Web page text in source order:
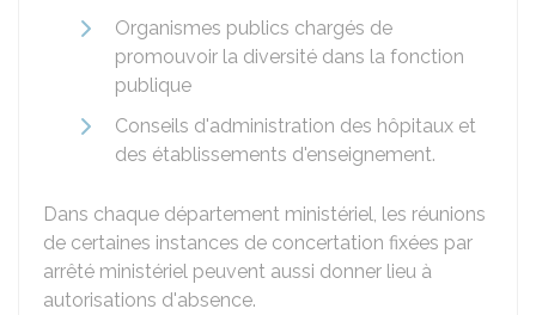
Organismes publics chargés de
promouvoir la diversité dans la fonction
publique
Conseils d'administration des hôpitaux et
des établissements d'enseignement.
Dans chaque département ministériel, les réunions
de certaines instances de concertation fixées par
arrêté ministériel peuvent aussi donner lieu à
autorisations d'absence.